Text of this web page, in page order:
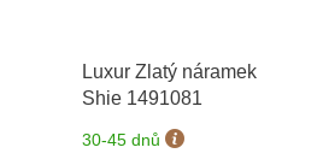
Luxur Zlatý náramek
Shie 1491081
30-45 dnů